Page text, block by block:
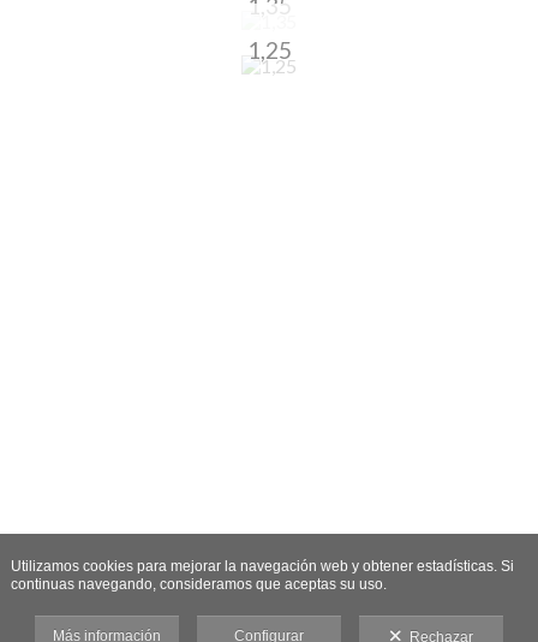
1,25
Utilizamos cookies para mejorar la navegación web y obtener estadísticas. Si
continuas navegando, consideramos que aceptas su uso.
Más información Configurar Rechazar